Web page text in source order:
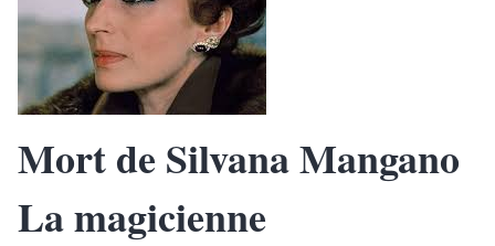
Mort de Silvana Mangano
La magicienne